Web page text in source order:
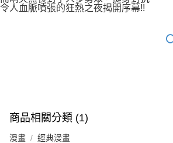
令人血脈噴張的狂熱之夜揭開序幕!!
商品相關分類 (1)
漫畫 經典漫畫